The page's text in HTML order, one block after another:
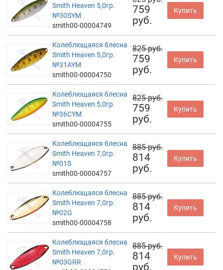
Smith Heaven 5,0гр.
№30SYM
smith00-00004749
759
руб.
Купить
Колеблющаяся блесна
Smith Heaven 5,0гр.
№31AYM
smith00-00004750
825 руб.
759
руб.
Купить
Колеблющаяся блесна
Smith Heaven 5,0гр.
№36CYM
smith00-00004755
825 руб.
759
руб.
Купить
Колеблющаяся блесна
Smith Heaven 7,0гр.
№01S
smith00-00004757
885 руб.
814
руб.
Купить
Колеблющаяся блесна
Smith Heaven 7,0гр.
№02G
smith00-00004758
885 руб.
814
руб.
Купить
Колеблющаяся блесна
Smith Heaven 7,0гр.
№03GRR
885 руб.
814
руб.
Купить